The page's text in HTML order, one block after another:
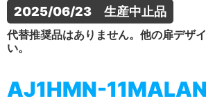
2025/06/23　生産中止品
代替推奨品はありません。他の扉デザ
い。
AJ1HMN-11MALAN